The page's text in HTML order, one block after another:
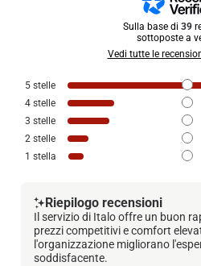
Sulla base di 39
sottoposte a
Vedi tutte le
5 stelle
4 stelle
3 stelle
2 stelle
1 stella
Riepilogo recensioni
Il servizio di Italo offre un buon
prezzi competitivi e comfort
l'organizzazione migliorano
soddisfacente.